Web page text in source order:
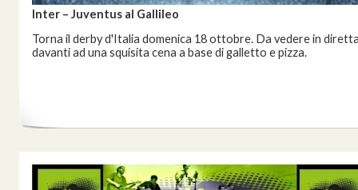
Inter – Juventus al Gallileo
Torna il derby d'Italia domenica 18 ottobre. Da vedere in
davanti ad una squisita cena a base di galletto e pizza.